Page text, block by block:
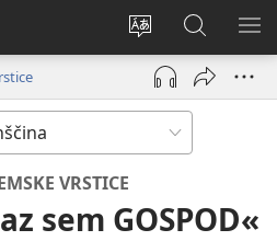
Spremeni
jezik
spletnega
mesta
Prijava
(odpre
okno)
Iskanje
po
JW.ORG
VRSTICE
sem GOSPOD«